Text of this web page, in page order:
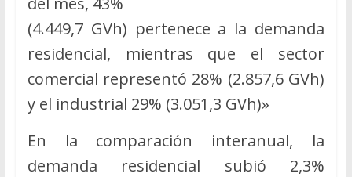
(4.449,7 GVh) pertenece a la demanda
residencial, mientras que el sector
comercial representó 28% (2.857,6 GVh)
y el industrial 29% (3.051,3 GVh)»
En la comparación interanual, la
demanda residencial subió 2,3%